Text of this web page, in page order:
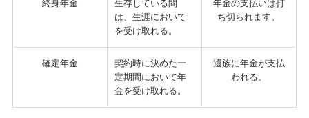
終身年金
生存している間
は、生涯において
を受け取れる。
年金の支払いは打
ち切られます。
確定年金
契約時に決めた一
定期間において年
金を受け取れる。
遺族に年金が支払
われる。